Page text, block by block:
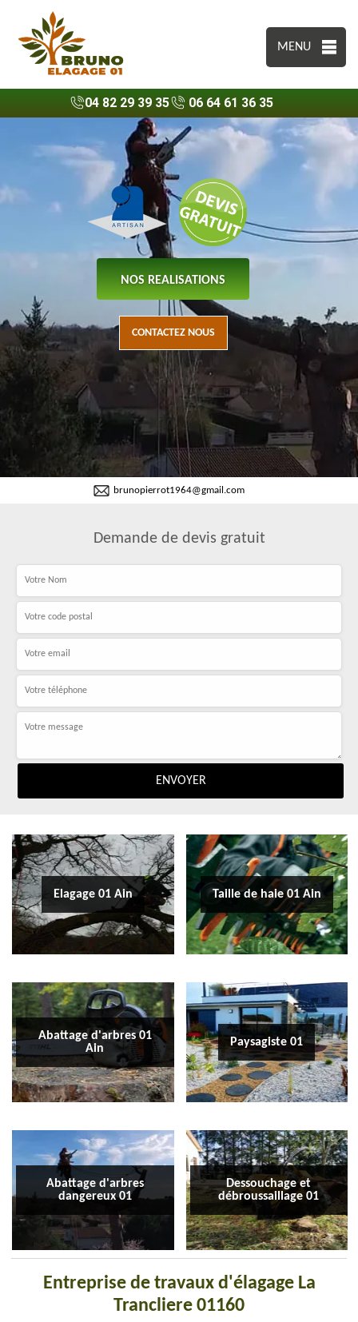
MENU
04 82 29 39 35 06 64 61 36 35
NOS REALISATIONS
CONTACTEZ NOUS
brunopierrot1964@gmail.com
Demande de devis gratuit
Elagage 01 Ain Taille de haie 01 Ain
Abattage d'arbres 01
Ain
Paysagiste 01
Abattage d'arbres
dangereux 01
Dessouchage et
débroussaillage 01
Entreprise de travaux d'élagage La
Trancliere 01160